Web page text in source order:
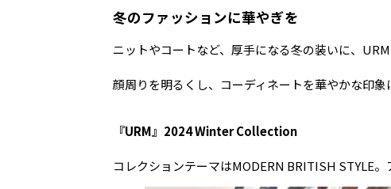
冬のファッションに華やぎを
ニットやコートなど、厚手になる冬の装いに、
顔周りを明るくし、コーディネートを華やかな印象
『URM』2024 Winter Collection
コレクションテーマはMODERN BRITISH STYLE